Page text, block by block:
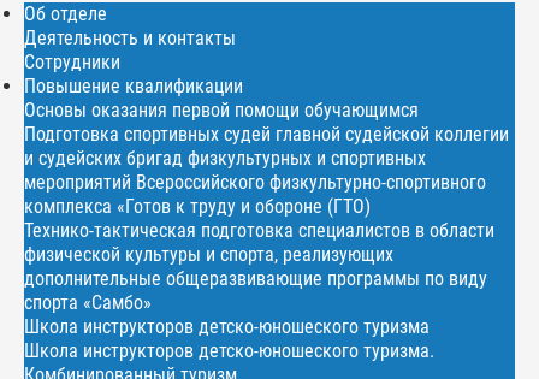
Об отделе
Деятельность и контакты
Сотрудники
Повышение квалификации
Основы оказания первой помощи обучающимся
Подготовка спортивных судей главной судейской коллегии
и судейских бригад физкультурных и спортивных
мероприятий Всероссийского физкультурно-спортивного
комплекса «Готов к труду и обороне (ГТО)
Технико-тактическая подготовка специалистов в области
физической культуры и спорта, реализующих
дополнительные общеразвивающие программы по виду
спорта «Самбо»
Школа инструкторов детско-юношеского туризма
Школа инструкторов детско-юношеского туризма.